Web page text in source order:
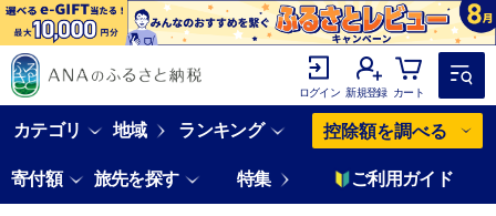
ログイン 新規登録 カート
カテゴリ 地域 ランキング 控除額を調べる
寄付額 旅先を探す 特集 ご利用ガイド